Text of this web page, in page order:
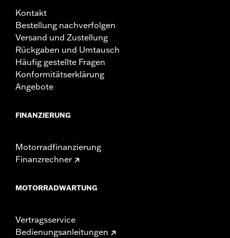
Kontakt
Bestellung nachverfolgen
Versand und Zustellung
Rückgaben und Umtausch
Häufig gestellte Fragen
Konformitätserklärung
Angebote
FINANZIERUNG
Motorradfinanzierung
Finanzrechner
MOTORRADWARTUNG
Vertragsservice
Bedienungsanleitungen